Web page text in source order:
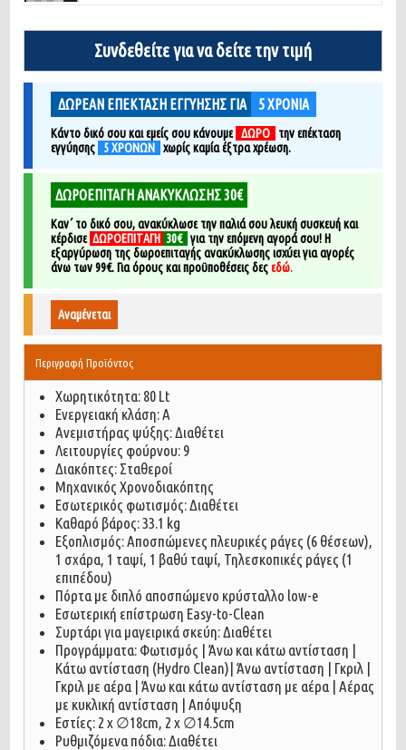
Συνδεθείτε για να δείτε την τιμή
ΔΩΡΕΑΝ ΕΠΕΚΤΑΣΗ ΕΓΓΥΗΣΗΣ ΓΙΑ 5ΧΡΟΝΙΑ
Κάντο δικό σου και εμείς σου κάνουμε ΔΩΡΟ
την επέκταση
εγγύησης
5 ΧΡΟΝΩΝ χωρίς καμία έξτρα χρέωση.
ΔΩΡΟΕΠΙΤΑΓΗ ΑΝΑΚΥΚΛΩΣΗΣ 30€
Καν΄ το δικό σου, ανακύκλωσε την παλιά σου λευκή συσκευή και
κέρδισε ΔΩΡΟΕΠΙΤΑΓΗ 30€ για την επόμενη αγορά σου!Η
εξαργύρωση της δωροεπιταγής ανακύκλωσης ισχύει για αγορές
άνω των 99€. Για όρους και προϋποθέσεις δεςεδώ.
Αναμένεται
Περιγραφή Προϊόντος
Χωρητικότητα: 80 Lt
Ενεργειακή κλάση: A
Ανεμιστήρας ψύξης: Διαθέτει
Λειτουργίες φούρνου: 9
Διακόπτες: Σταθεροί
Μηχανικός Χρονοδιακόπτης
Εσωτερικός φωτισμός: Διαθέτει
Καθαρό βάρος: 33.1 kg
Εξοπλισμός: Αποσπώμενες πλευρικές ράγες (6 θέσεων),
1 σχάρα, 1 ταψί, 1 βαθύ ταψί, Τηλεσκοπικές ράγες (1
επιπέδου)
Πόρτα με διπλό αποσπώμενο κρύσταλλο low-e
Εσωτερική επίστρωση Easy-to-Clean
Συρτάρι για μαγειρικά σκεύη: Διαθέτει
Προγράμματα: Φωτισμός | Άνω και κάτω αντίσταση |
Κάτω αντίσταση (Hydro Clean)| Άνω αντίσταση | Γκριλ |
Γκριλ με αέρα | Άνω και κάτω αντίσταση με αέρα | Αέρας
με κυκλική αντίσταση | Απόψυξη
Εστίες: 2 x ∅18cm, 2 x ∅14.5cm
Ρυθμιζόμενα πόδια: Διαθέτει